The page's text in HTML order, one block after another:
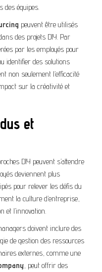
des équipes.
peuvent être utilisés
des projets DIY. Par
par les employés pour
identifier des solutions
non seulement l’efficacité
sur la créativité et
et
DIY peuvent s’attendre
deviennent plus
pour relever les défis du
la culture d’entreprise,
et l’innovation.
doivent inclure des
de gestion des ressources
externes, comme une
, peut offrir des